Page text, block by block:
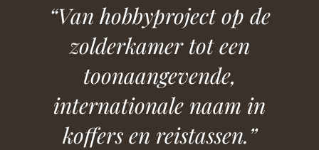
“Van hobbyproject op de
zolderkamer tot een
toonaangevende,
internationale naam in
koffers en reistassen.”